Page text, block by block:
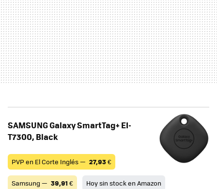
SAMSUNG Galaxy SmartTag+ EI-
T7300, Black
PVP en El Corte Inglés — 27,93€
Samsung — 39,91 € Hoy sin stock en Amazon